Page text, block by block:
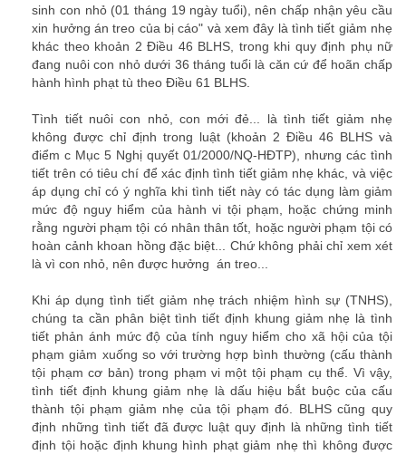
sinh con nhỏ (01 tháng 19 ngày tuổi), nên chấp nhận yêu cầu
xin hưởng án treo của bị cáo" và xem đây là tình tiết giảm nhẹ
khác theo khoản 2 Điều 46 BLHS, trong khi quy định phụ nữ
đang nuôi con nhỏ dưới 36 tháng tuổi là căn cứ để hoãn chấp
hành hình phạt tù theo Điều 61 BLHS.
Tình tiết nuôi con nhỏ, con mới đẻ... là tình tiết giảm nhẹ
không được chỉ định trong luật (khoản 2 Điều 46 BLHS và
điểm c Mục 5 Nghị quyết 01/2000/NQ-HĐTP), nhưng các tình
tiết trên có tiêu chí để xác định tình tiết giảm nhẹ khác, và việc
áp dụng chỉ có ý nghĩa khi tình tiết này có tác dụng làm giảm
mức độ nguy hiểm của hành vi tội phạm, hoặc chứng minh
rằng người phạm tội có nhân thân tốt, hoặc người phạm tội có
hoàn cảnh khoan hồng đặc biệt... Chứ không phải chỉ xem xét
là vì con nhỏ, nên được hưởng án treo...
Khi áp dụng tình tiết giảm nhẹ trách nhiệm hình sự (TNHS),
chúng ta cần phân biệt tình tiết định khung giảm nhẹ là tình
tiết phản ánh mức độ của tính nguy hiểm cho xã hội của tội
phạm giảm xuống so với trường hợp bình thường (cấu thành
tội phạm cơ bản) trong phạm vi một tội phạm cụ thể. Vì vậy,
tình tiết định khung giảm nhẹ là dấu hiệu bắt buộc của cấu
thành tội phạm giảm nhẹ của tội phạm đó. BLHS cũng quy
định những tình tiết đã được luật quy định là những tình tiết
định tội hoặc định khung hình phạt giảm nhẹ thì không được